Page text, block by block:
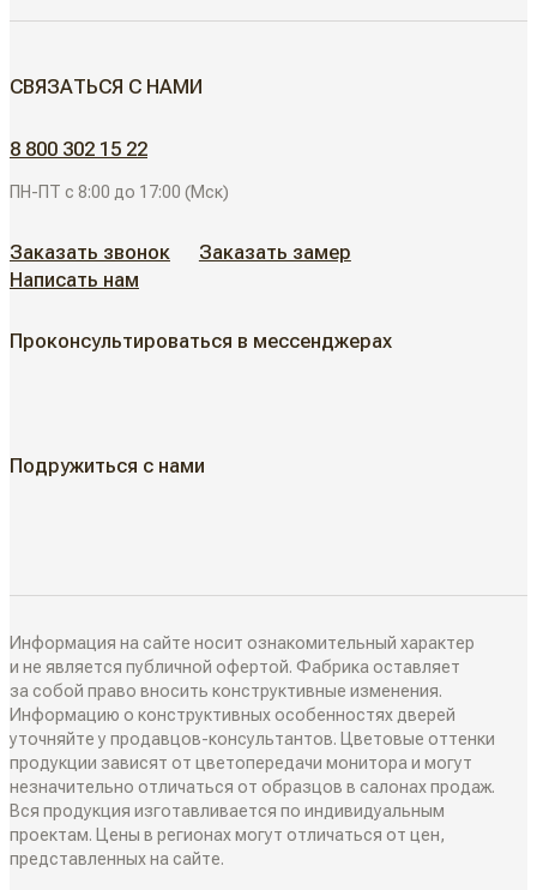
Скрытые двери
АЛЮМИНИЕВЫЕ РЕШЕНИЯ
АКЦИИ
КАК КУПИТЬ
Как замерить
Дизайнеры в вашем городе
Блог
РАЗДВИЖНЫЕ ПЕРЕГОРОДКИ
Классические перегородки
Современные перегородки
Алюминиевые перегородки
СИСТЕМЫ ОТКРЫВАНИЯ
Распашные двери
Складные двери
ИНТЕРЬЕРНЫЕ РЕШЕНИЯ
Плинтусы
СВЯЗАТЬСЯ С НАМИ
8 800 302 15 22
ПН-ПТ с 8:00 до 17:00 (Мск)
Заказать звонок
Заказать замер
Написать нам
Проконсультироваться в мессенджерах
Подружиться с нами
Информация на сайте носит ознакомительный характер
и не является публичной офертой. Фабрика оставляет
за собой право вносить конструктивные изменения.
Информацию о конструктивных особенностях дверей
уточняйте у продавцов-консультантов. Цветовые оттенки
продукции зависят от цветопередачи монитора и могут
незначительно отличаться от образцов в салонах продаж.
Вся продукция изготавливается по индивидуальным
проектам. Цены в регионах могут отличаться от цен,
представленных на сайте.